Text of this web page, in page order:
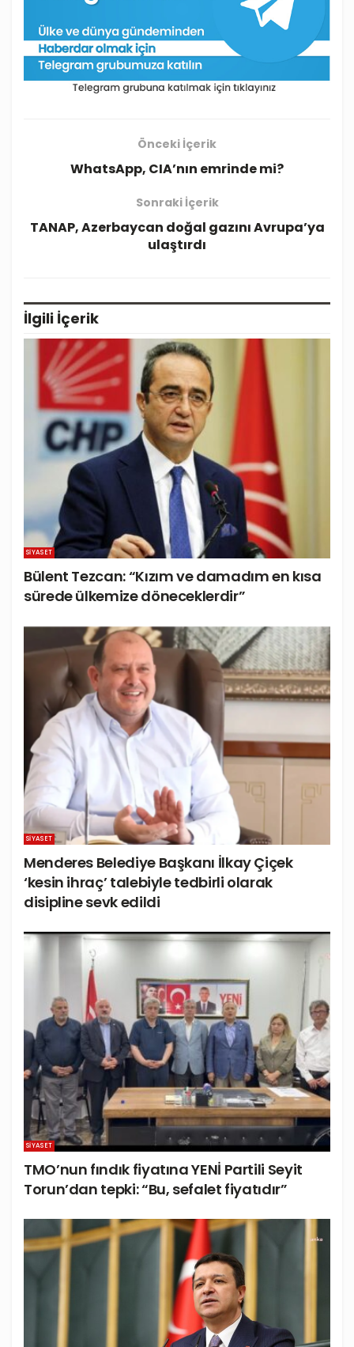
Önceki İçerik
WhatsApp, CIA’nın emrinde mi?
Sonraki İçerik
TANAP, Azerbaycan doğal gazını Avrupa’ya
ulaştırdı
İlgili İçerik
SIYASET
Bülent Tezcan: “Kızım ve damadım en kısa
sürede ülkemize döneceklerdir”
SIYASET
Menderes Belediye Başkanı İlkay Çiçek
‘kesin ihraç’ talebiyle tedbirli olarak
disipline sevk edildi
SIYASET
TMO’nun fındık fiyatına YENİ Partili Seyit
Torun’dan tepki: “Bu, sefalet fiyatıdır”